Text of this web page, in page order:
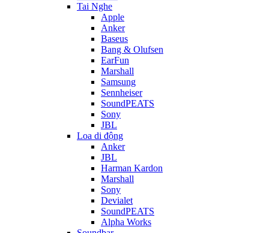
Tai Nghe
Apple
Anker
Baseus
Bang & Olufsen
EarFun
Marshall
Samsung
Sennheiser
SoundPEATS
Sony
JBL
Loa di động
Anker
JBL
Harman Kardon
Marshall
Sony
Devialet
SoundPEATS
Alpha Works